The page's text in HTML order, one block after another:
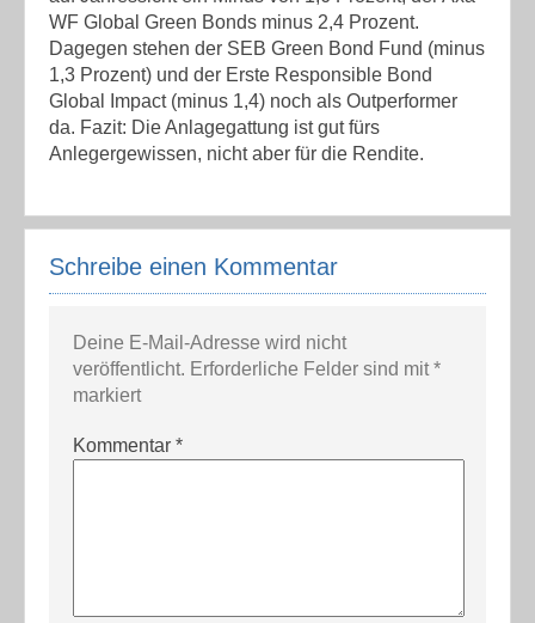
WF Global Green Bonds minus 2,4 Prozent.
Dagegen stehen der SEB Green Bond Fund (minus
1,3 Prozent) und der Erste Responsible Bond
Global Impact (minus 1,4) noch als Outperformer
da. Fazit: Die Anlagegattung ist gut fürs
Anlegergewissen, nicht aber für die Rendite.
Schreibe einen Kommentar
Deine E-Mail-Adresse wird nicht
veröffentlicht. Erforderliche Felder sind mit*
markiert
Kommentar *